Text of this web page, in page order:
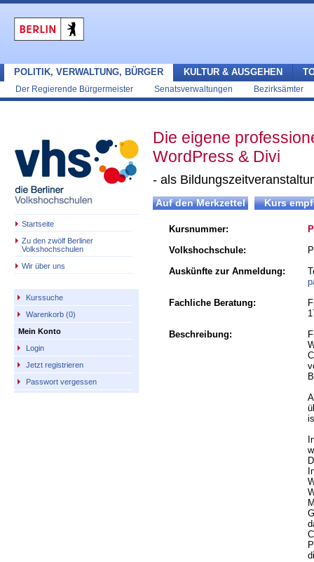
POLITIK, VERWALTUNG, BÜRGER
Der Regierende Bürgermeister Senatsverwaltungen Bezirksämter
KULTUR & AUSGEHEN
Startseite
Zu den zwölf Berliner
Volkshochschulen
Wir über uns
Kurssuche
Warenkorb (0)
Mein Konto
Login
Jetzt registrieren
Passwort vergessen
Die eigene
WordPress & Divi
- als
Kursnummer:
Volkshochschule:
Auskünfte zur Anmeldung:
Fachliche Beratung:
Beschreibung: